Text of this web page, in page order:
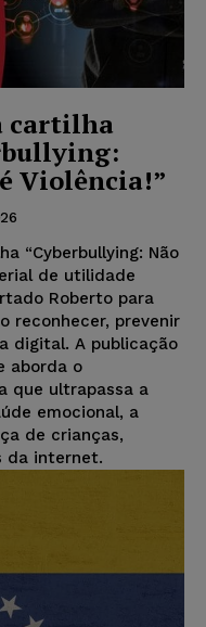
cartilha
Violência!”
“Cyberbullying: Não
de utilidade
Roberto para
reconhecer, prevenir
digital. A publicação
aborda o
que ultrapassa a
emocional, a
de crianças,
da internet.